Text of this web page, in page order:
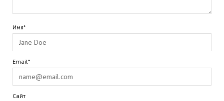
Имя*
Email*
Сайт